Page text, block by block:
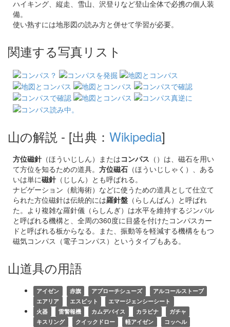
ハイキング、縦走、雪山、沢登りなど登山全体で必携の個人装
備。
使い熟すには地形図の読み方と併せて学習が必要。
関連する写真リスト
山の解説 - [出典： Wikipedia]
方位磁針 （ほういじしん）またはコンパス （）は、磁石を用い
て方位を知るための道具。 方位磁石 （ほういじしゃく）
、ある
いは単に磁針 （じしん）とも呼ばれる。
ナビゲーション（航海術）などに使うための道具として仕立て
られた方位磁針は伝統的には羅針盤 （らしんばん）と呼ばれ
た。より複雑な羅針儀（らしんぎ）は水平を維持するジンバル
と呼ばれる機構と、全周の360度に目盛を付けたコンパスカー
ドと呼ばれる板からなる。また、振動等を軽減する機構をもつ
磁気コンパス（電子コンパス）というタイプもある。
山道具の用語
アイゼン 赤旗 アプローチシューズ
アルコールストーブ
エアリア
エスビット
エマージェンシーシート
火器
雷警報機 カムデバイス カラビナ
ガチャ
キスリング
クイックドロー 軽アイゼン
コッヘル